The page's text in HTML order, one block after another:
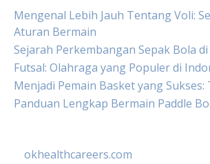
Mengenal Lebih Jauh Tentang Voli:
Aturan Bermain
Sejarah Perkembangan Sepak Bola
Futsal: Olahraga yang Populer di
Menjadi Pemain Basket yang
Panduan Lengkap Bermain Paddle
okhealthcareers.com